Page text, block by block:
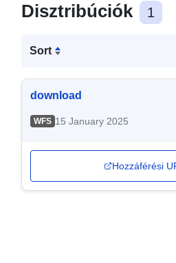
Disztribúciók 1
Sort
download
WFS 15 January 2025
Hozzáférési